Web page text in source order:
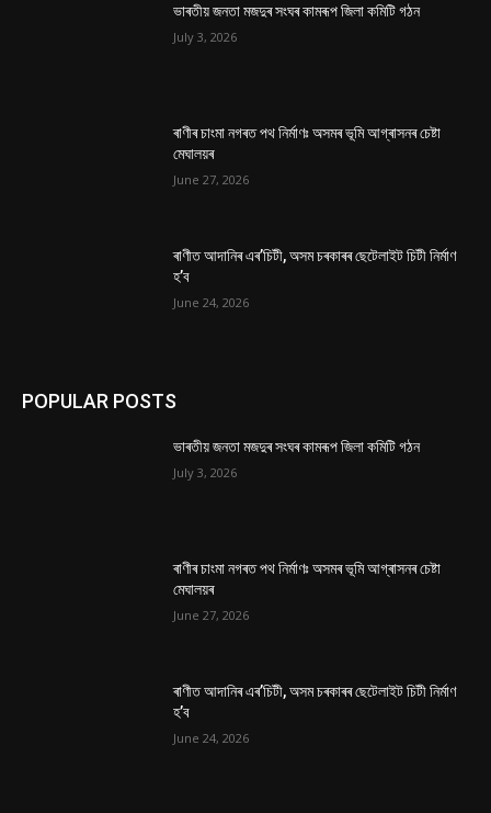
ভাৰতীয় জনতা মজদুৰ সংঘৰ কামৰূপ জিলা কমিটি গঠন
July 3, 2026
ৰাণীৰ চাংমা নগৰত পথ নিৰ্মাণঃ অসমৰ ভূমি আগ্ৰাসনৰ চেষ্টা
মেঘালয়ৰ
June 27, 2026
ৰাণীত আদানিৰ এৰ’চিটী, অসম চৰকাৰৰ ছেটেলাইট চিটী নিৰ্মাণ
হ’ব
June 24, 2026
POPULAR POSTS
ভাৰতীয় জনতা মজদুৰ সংঘৰ কামৰূপ জিলা কমিটি গঠন
July 3, 2026
ৰাণীৰ চাংমা নগৰত পথ নিৰ্মাণঃ অসমৰ ভূমি আগ্ৰাসনৰ চেষ্টা
মেঘালয়ৰ
June 27, 2026
ৰাণীত আদানিৰ এৰ’চিটী, অসম চৰকাৰৰ ছেটেলাইট চিটী নিৰ্মাণ
হ’ব
June 24, 2026